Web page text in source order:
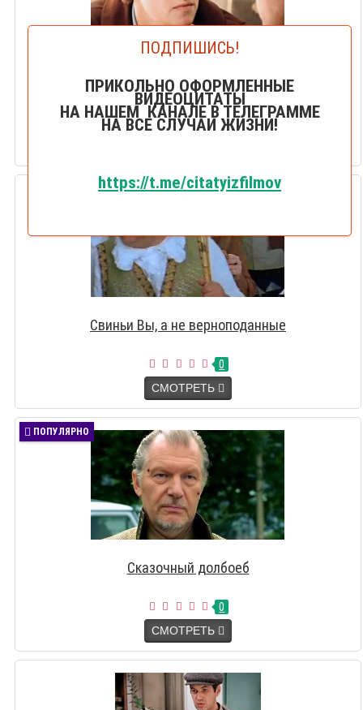
Мало того, что Вы враль, трус и нахал
0
Свиньи Вы, а не верноподанные
0
СМОТРЕТЬ
ПОПУЛЯРНО
Сказочный долбоеб
0
СМОТРЕТЬ
ПОДПИШИСЬ!
ПРИКОЛЬНО ОФОРМЛЕННЫЕ
ВИДЕОЦИТАТЫ
НА НАШЕМ КАНАЛЕ В ТЕЛЕГРАММЕ
НА ВСЕ СЛУЧАИ ЖИЗНИ!
https://t.me/citatyizfilmov